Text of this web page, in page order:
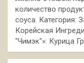
количество
соуса. Категория:
Корейская
"Чимэк"»: Курица